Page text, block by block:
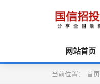
网站首页
当前位置： 首页